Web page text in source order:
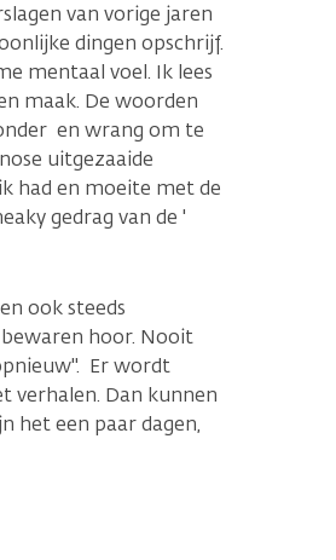
van vorige jaren
dingen opschrijf.
mentaal voel. Ik lees
maak. De woorden
en wrang om te
uitgezaaide
had en moeite met de
gedrag van de '
ook steeds
hoor. Nooit
Er wordt
verhalen. Dan kunnen
het een paar dagen,